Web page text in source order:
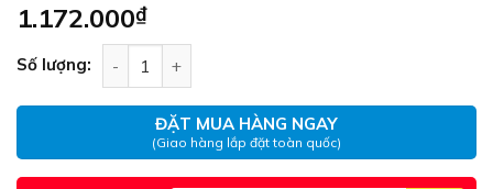
1.172.000₫
Số lượng:
ĐẶT MUA HÀNG NGAY
(Giao hàng lắp đặt toàn quốc)